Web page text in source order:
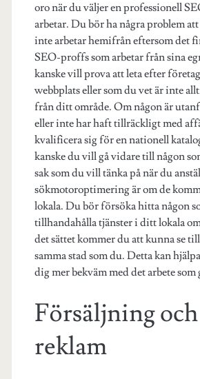
oro när du väljer en professionell
arbetar. Du bör ha några problem
inte arbetar hemifrån eftersom det
SEO-proffs som arbetar från sina
kanske vill prova att leta efter
webbplats eller som du vet är inte
från ditt område. Om någon är
eller inte har haft tillräckligt med
kvalificera sig för en nationell
kanske du vill gå vidare till någon
sak som du vill tänka på när du
sökmotoroptimering är om de
lokala. Du bör försöka hitta någon
tillhandahålla tjänster i ditt lokala
det sättet kommer du att kunna se
samma stad som du. Detta kan
dig mer bekväm med det arbete som
Försäljning och
reklam